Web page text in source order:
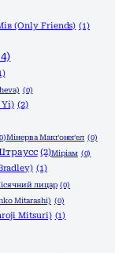
(Only Friends) (1)
(0)
Yi) (2)
Мінерва Макґонеґел (0)
(2)Міріам (0)
(1)
лицар (0)
Mitarashi) (0)
Mitsuri) (1)